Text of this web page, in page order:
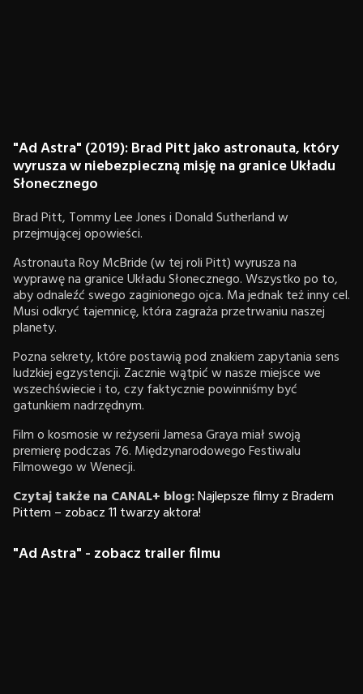
"Ad Astra" (2019): Brad Pitt jako astronauta, który
wyrusza w niebezpieczną misję na granice Układu
Słonecznego
Brad Pitt, Tommy Lee Jones i Donald Sutherland w
przejmującej opowieści.
Astronauta Roy McBride (w tej roli Pitt) wyrusza na
wyprawę na granice Układu Słonecznego. Wszystko po to,
aby odnaleźć swego zaginionego ojca. Ma jednak też inny cel.
Musi odkryć tajemnicę, która zagraża przetrwaniu naszej
planety.
Pozna sekrety, które postawią pod znakiem zapytania sens
ludzkiej egzystencji. Zacznie wątpić w nasze miejsce we
wszechświecie i to, czy faktycznie powinniśmy być
gatunkiem nadrzędnym.
Film o kosmosie w reżyserii Jamesa Graya miał swoją
premierę podczas 76. Międzynarodowego Festiwalu
Filmowego w Wenecji.
Czytaj także na CANAL+ blog:Najlepsze filmy z Bradem
Pittem – zobacz 11 twarzy aktora!
"Ad Astra" - zobacz trailer filmu